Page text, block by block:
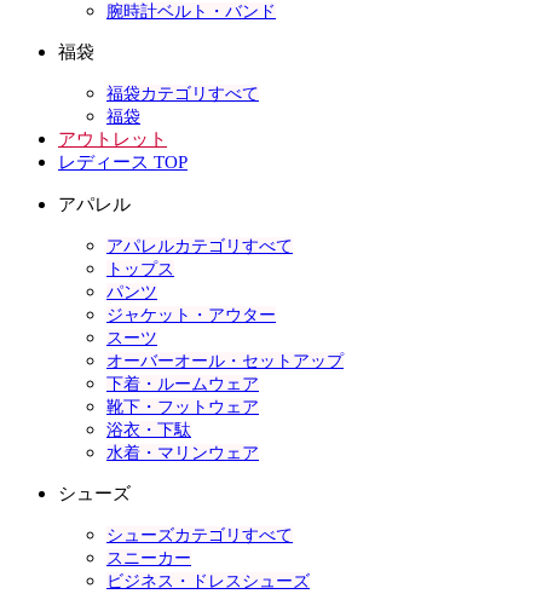
腕時計ベルト・バンド
福袋
福袋カテゴリすべて
福袋
アウトレット
レディース TOP
アパレル
アパレルカテゴリすべて
トップス
パンツ
ジャケット・アウター
スーツ
オーバーオール・セットアップ
下着・ルームウェア
靴下・フットウェア
浴衣・下駄
水着・マリンウェア
シューズ
シューズカテゴリすべて
スニーカー
ビジネス・ドレスシューズ